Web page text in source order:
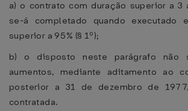
a) o contrato com duração superior a 3
se-á completado quando executado
superior a 95% (§ 1º);
b) o disposto neste parágrafo não
aumentos, mediante aditamento ao
posterior a 31 de dezembro de
contratada.